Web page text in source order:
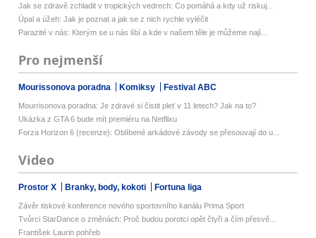
Jak se zdravě zchladit v tropických vedrech: Co pomáhá a kdy už riskuj...
Úpal a úžeh: Jak je poznat a jak se z nich rychle vyléčit
Parazité v nás: Kterým se u nás líbí a kde v našem těle je můžeme nají...
Pro nejmenší
Mourissonova poradna Komiksy Festival ABC
Mourrisonova poradna: Je zdravé si čistit pleť v 11 letech? Jak na to?
Ukázka z GTA 6 bude mít premiéru na Netflixu
Forza Horizon 6 (recenze): Oblíbené arkádové závody se přesouvají do u...
Video
Prostor X Branky, body, kokoti Fortuna liga
Závěr tiskové konference nového sportovního kanálu Prima Sport
Tvůrci StarDance o změnách: Proč budou porotci opět čtyři a čím přesvě...
František Laurin pohřeb